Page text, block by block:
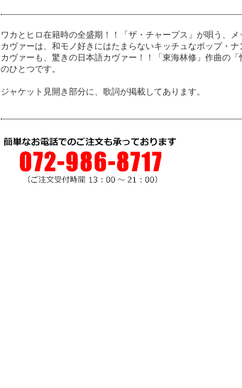
ワカとヒロ在籍時の全盛期！！「ザ・チャープス」が唄う、
カヴァーは、和モノ好きにはたまらないキッチュなポップ・
カヴァーも、驚きの日本語カヴァー！！「東海林修」作曲の
のひとつです。
ジャケット見開き部分に、歌詞が掲載してあります。